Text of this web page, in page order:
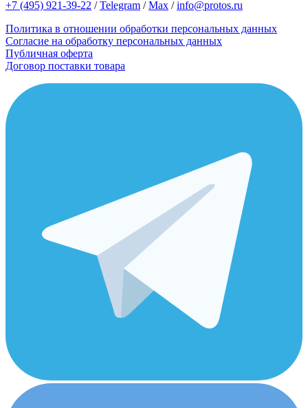
+7 (495) 921-39-22 /Telegram /Max /info@protos.ru
Политика в отношении обработки персональных данных
Согласие на обработку персональных данных
Публичная оферта
Договор поставки товара